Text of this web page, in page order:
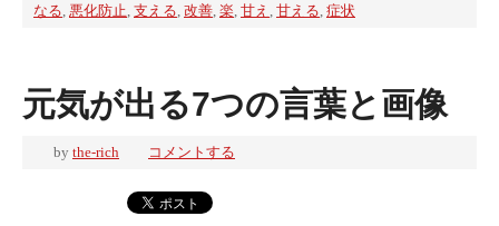
なる 悪化防止 支える 改善 楽 甘え 甘える 症状
元気が出る7つの言葉と画像
by the-rich コメントする